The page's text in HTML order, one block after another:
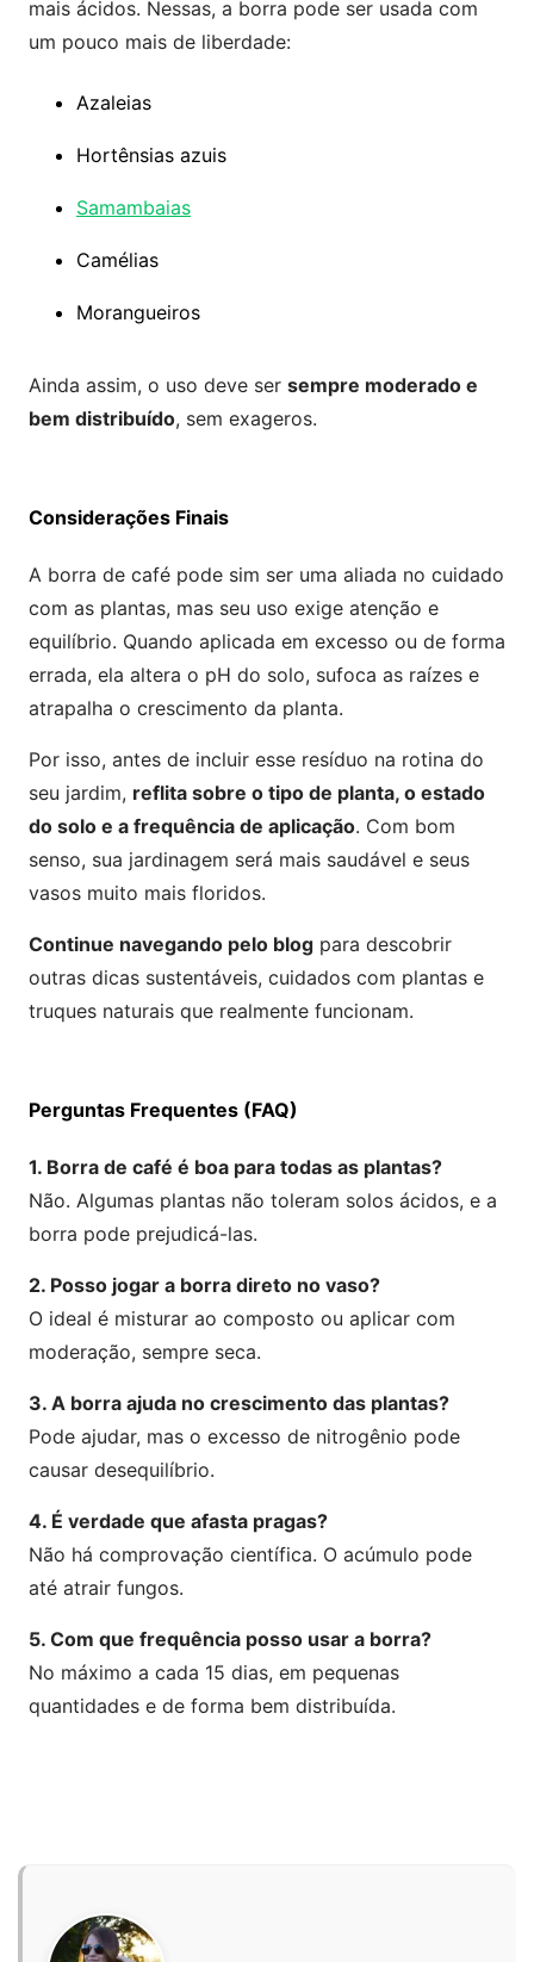
mais ácidos. Nessas, a borra pode ser usada com
um pouco mais de liberdade:
Azaleias
Hortênsias azuis
Samambaias
Camélias
Morangueiros
Ainda assim, o uso deve ser sempre moderado e
bem distribuído, sem exageros.
Considerações Finais
A borra de café pode sim ser uma aliada no cuidado
com as plantas, mas seu uso exige atenção e
equilíbrio. Quando aplicada em excesso ou de forma
errada, ela altera o pH do solo, sufoca as raízes e
atrapalha o crescimento da planta.
Por isso, antes de incluir esse resíduo na rotina do
seu jardim, reflita sobre o tipo de planta, o estado
do solo e a frequência de aplicação. Com bom
senso, sua jardinagem será mais saudável e seus
vasos muito mais floridos.
Continue navegando pelo blog para descobrir
outras dicas sustentáveis, cuidados com plantas e
truques naturais que realmente funcionam.
Perguntas Frequentes (FAQ)
1. Borra de café é boa para todas as plantas?
Não. Algumas plantas não toleram solos ácidos, e a
borra pode prejudicá-las.
2. Posso jogar a borra direto no vaso?
O ideal é misturar ao composto ou aplicar com
moderação, sempre seca.
3. A borra ajuda no crescimento das plantas?
Pode ajudar, mas o excesso de nitrogênio pode
causar desequilíbrio.
4. É verdade que afasta pragas?
Não há comprovação científica. O acúmulo pode
até atrair fungos.
5. Com que frequência posso usar a borra?
No máximo a cada 15 dias, em pequenas
quantidades e de forma bem distribuída.